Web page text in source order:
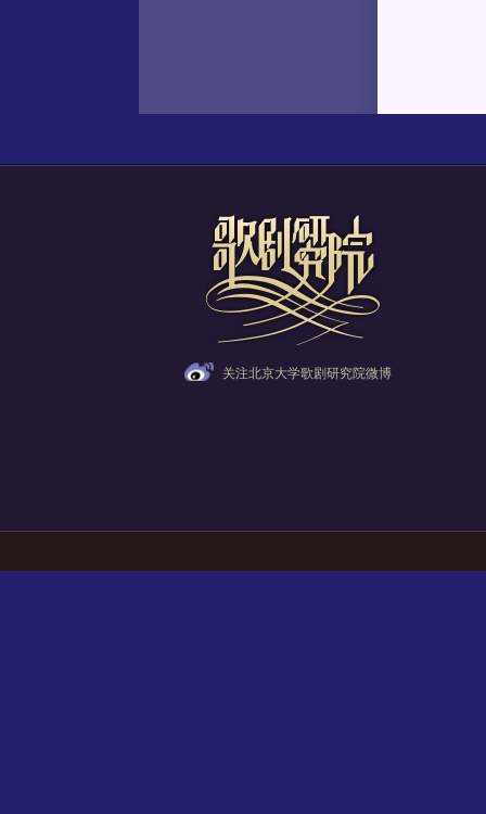
关注北京大学歌剧研究院微博